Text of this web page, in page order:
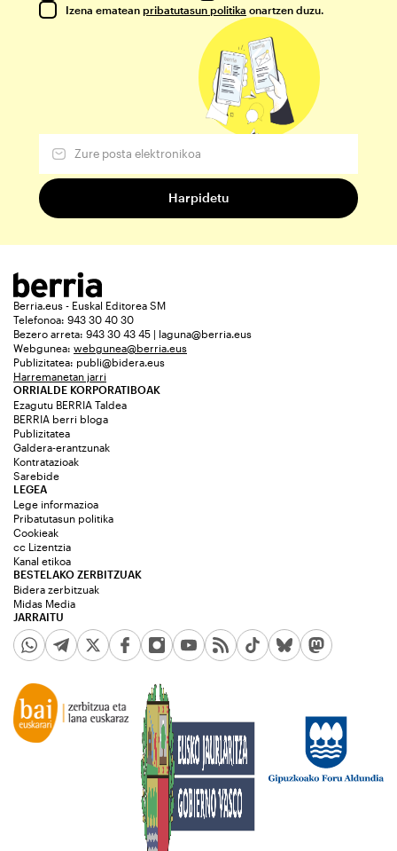
Izena ematean pribatutasun politika onartzen duzu.
Berria.eus - Euskal Editorea SM
Telefonoa: 943 30 40 30
Bezero arreta: 943 30 43 45 | laguna@berria.eus
Webgunea: webgunea@berria.eus
Publizitatea: publi@bidera.eus
Harremanetan jarri
ORRIALDE KORPORATIBOAK
Ezagutu BERRIA Taldea
BERRIA berri bloga
Publizitatea
Galdera-erantzunak
Kontratazioak
Sarebide
JARRAITU
LEGEA
Lege informazioa
Pribatutasun politika
Cookieak
cc Lizentzia
Kanal etikoa
BESTELAKO ZERBITZUAK
Bidera zerbitzuak
Midas Media